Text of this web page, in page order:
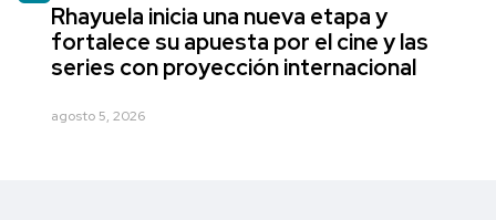
Rhayuela inicia una nueva etapa y
fortalece su apuesta por el cine y las
series con proyección internacional
agosto 5, 2026